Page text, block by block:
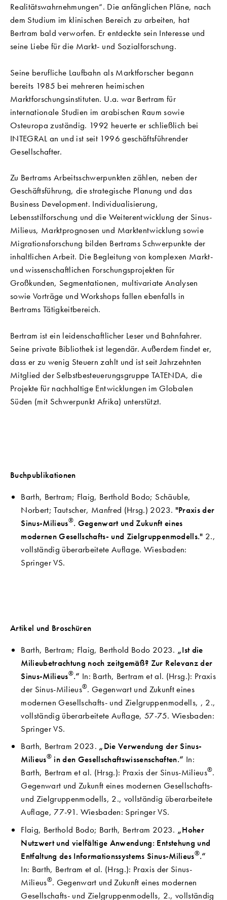
Realitätswahrnehmungen“. Die anfänglichen Pläne, nach
dem Studium im klinischen Bereich zu arbeiten, hat
Bertram bald verworfen. Er entdeckte sein Interesse und
seine Liebe für die Markt- und Sozialforschung.
Seine berufliche Laufbahn als Marktforscher begann
bereits 1985 bei mehreren heimischen
Marktforschungsinstituten. U.a. war Bertram für
internationale Studien im arabischen Raum sowie
Osteuropa zuständig. 1992 heuerte er schließlich bei
INTEGRAL an und ist seit 1996 geschäftsführender
Gesellschafter.
Zu Bertrams Arbeitsschwerpunkten zählen, neben der
Geschäftsführung, die strategische Planung und das
Business Development. Individualisierung,
Lebensstilforschung und die Weiterentwicklung der Sinus-
Milieus, Marktprognosen und Marktentwicklung sowie
Migrationsforschung bilden Bertrams Schwerpunkte der
inhaltlichen Arbeit. Die Begleitung von komplexen Markt-
und wissenschaftlichen Forschungsprojekten für
Großkunden, Segmentationen, multivariate Analysen
sowie Vorträge und Workshops fallen ebenfalls in
Bertrams Tätigkeitbereich.
Bertram ist ein leidenschaftlicher Leser und Bahnfahrer.
Seine private Bibliothek ist legendär. Außerdem findet er,
dass er zu wenig Steuern zahlt und ist seit Jahrzehnten
Mitglied der Selbstbesteuerungsgruppe TATENDA, die
Projekte für nachhaltige Entwicklungen im Globalen
Süden (mit Schwerpunkt Afrika) unterstützt.
Buchpublikationen
Barth, Bertram; Flaig, Berthold Bodo; Schäuble,
Norbert; Tautscher, Manfred (Hrsg.) 2023. "Praxis der
Sinus-Milieus®. Gegenwart und Zukunft eines
modernen Gesellschafts- und Zielgruppenmodells." 2.,
vollständig überarbeitete Auflage. Wiesbaden:
Springer VS.
Artikel und Broschüren
Barth, Bertram; Flaig, Berthold Bodo 2023. „Ist die
Milieubetrachtung noch zeitgemäß? Zur Relevanz der
Sinus-Milieus®.“ In: Barth, Bertram et al. (Hrsg.): Praxis
der Sinus-Milieus®. Gegenwart und Zukunft eines
modernen Gesellschafts- und Zielgruppenmodells, , 2.,
vollständig überarbeitete Auflage, 57-75. Wiesbaden:
Springer VS.
Barth, Bertram 2023. „Die Verwendung der Sinus-
Milieus®in den Gesellschaftswissenschaften.“ In:
Barth, Bertram et al. (Hrsg.): Praxis der Sinus-Milieus®.
Gegenwart und Zukunft eines modernen Gesellschafts-
und Zielgruppenmodells, 2., vollständig überarbeitete
Auflage, 77-91. Wiesbaden: Springer VS.
Flaig, Berthold Bodo; Barth, Bertram 2023. „Hoher
Nutzwert und vielfältige Anwendung: Entstehung und
Entfaltung des Informationssystems Sinus-Milieus®.“
In: Barth, Bertram et al. (Hrsg.): Praxis der Sinus-
Milieus®. Gegenwart und Zukunft eines modernen
Gesellschafts- und Zielgruppenmodells, 2., vollständig